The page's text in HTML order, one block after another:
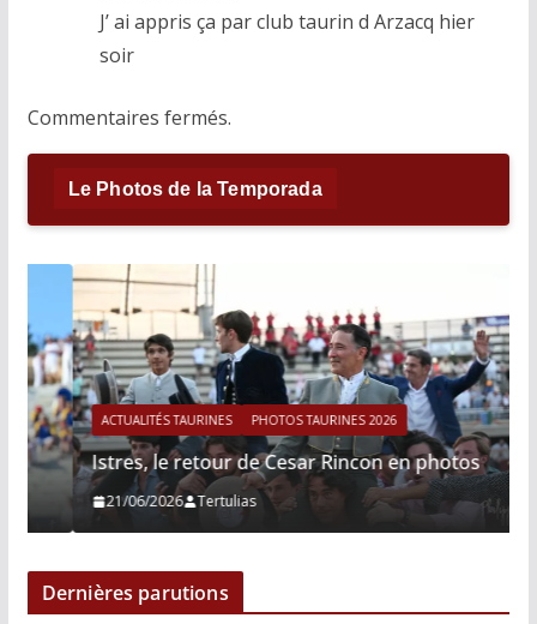
J’ ai appris ça par club taurin d Arzacq hier
soir
Commentaires fermés.
Le Photos de la Temporada
ACTUALITÉS TAURINES PHOTOS TAURINES 2026
Istres, le retour de Cesar Rincon en photos
21/06/2026 Tertulias
Dernières parutions